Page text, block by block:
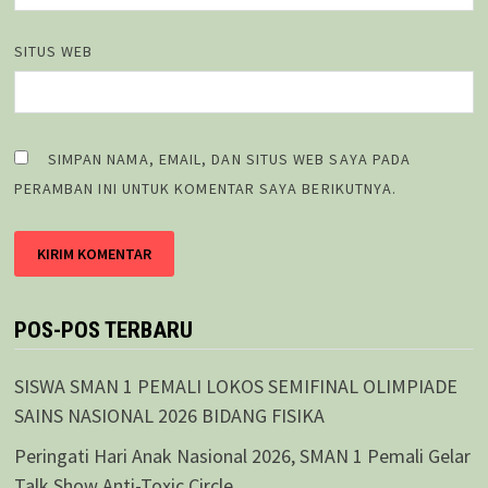
SITUS WEB
SIMPAN NAMA, EMAIL, DAN SITUS WEB SAYA PADA
PERAMBAN INI UNTUK KOMENTAR SAYA BERIKUTNYA.
POS-POS TERBARU
SISWA SMAN 1 PEMALI LOKOS SEMIFINAL OLIMPIADE
SAINS NASIONAL 2026 BIDANG FISIKA
Peringati Hari Anak Nasional 2026, SMAN 1 Pemali Gelar